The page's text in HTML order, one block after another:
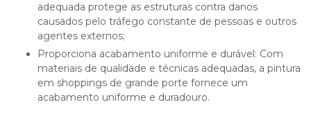
adequada protege as estruturas contra danos
causados pelo tráfego constante de pessoas e outros
agentes externos;
Proporciona acabamento uniforme e durável: Com
materiais de qualidade e técnicas adequadas, a pintura
em shoppings de grande porte fornece um
acabamento uniforme e duradouro.